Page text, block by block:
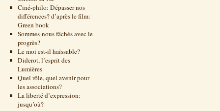
Ciné-philo: Dépasser nos
différences? d’après le film:
Green book
Sommes-nous fâchés avec le
progrès?
Le moi est-il haïssable?
Diderot, l’esprit des
Lumières
Quel rôle, quel avenir pour
les associations?
La liberté d’expression:
jusqu’où?